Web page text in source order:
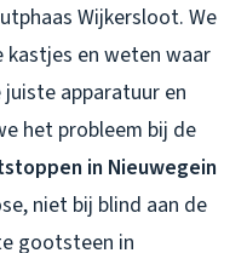
Wijkersloot. We
kastjes en weten waar
apparatuur en
het probleem bij de
in Nieuwegein
niet bij blind aan de
gootsteen in